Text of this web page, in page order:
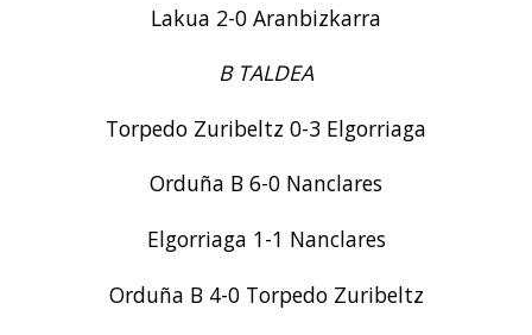
Lakua 2-0 Aranbizkarra
B TALDEA
Torpedo Zuribeltz 0-3 Elgorriaga
Orduña B 6-0 Nanclares
Elgorriaga 1-1 Nanclares
Orduña B 4-0 Torpedo Zuribeltz